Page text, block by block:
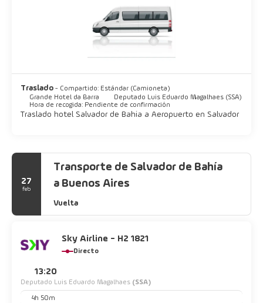
Traslado - Compartido: Estándar (Camioneta)
Grande Hotel da Barra
Deputado Luis Eduardo Magalhaes (SSA)
Hora de recogida: Pendiente de confirmación
Traslado hotel Salvador de Bahia a Aeropuerto en Salvador
27
feb
Transporte de Salvador de Bahía
a Buenos Aires
Vuelta
Sky Airline - H2 1821
Directo
13:20
Deputado Luis Eduardo Magalhaes (SSA)
4h 50m